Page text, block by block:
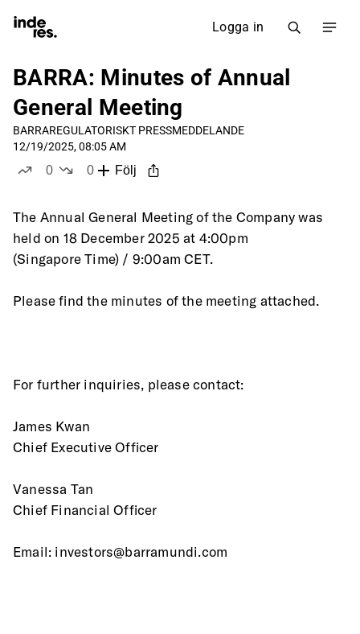
Logga in
BARRA: Minutes of Annual
General Meeting
BARRAREGULATORISKT PRESSMEDDELANDE
12/19/2025, 08:05 AM
0
0
Följ
The Annual General Meeting of the Company was
held on 18 December 2025 at 4:00pm
(Singapore Time) / 9:00am CET.
Please find the minutes of the meeting attached.
For further inquiries, please contact:
James Kwan
Chief Executive Officer
Vanessa Tan
Chief Financial Officer
Email: investors@barramundi.com